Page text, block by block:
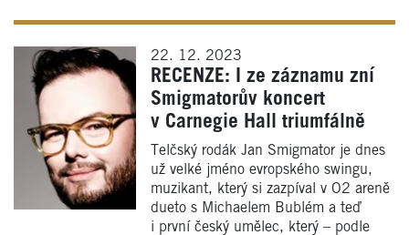
22. 12. 2023
RECENZE: I ze záznamu zní
Smigmatorův koncert
v Carnegie Hall triumfálně
Telčský rodák Jan Smigmator je dnes
už velké jméno evropského swingu,
muzikant, který si zazpíval v O2 areně
dueto s Michaelem Bublém a teď
i první český umělec, který – podle